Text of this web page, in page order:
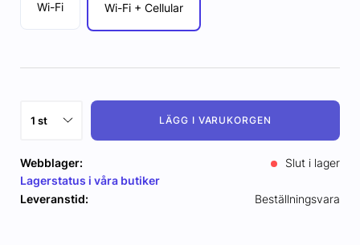
Wi-Fi Wi-Fi + Cellular
LÄGG I VARUKORGEN
Webblager:
Slut i lager
Lagerstatus i våra butiker
Leveranstid:
Beställningsvara